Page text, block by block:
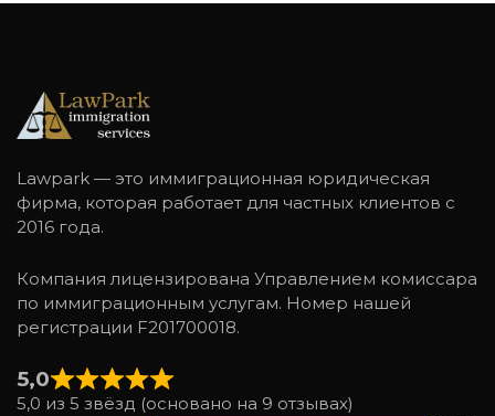
Lawpark — это иммиграционная юридическая
фирма, которая работает для частных клиентов с
2016 года.
Компания лицензирована Управлением комиссара
по иммиграционным услугам. Номер нашей
регистрации F201700018.
5,0
5,0 из 5 звёзд (основано на 9 отзывах)